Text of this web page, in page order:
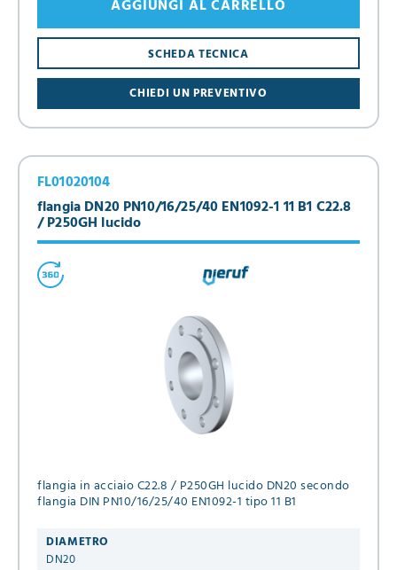
CHIEDI UN PREVENTIVO
SCHEDA TECNICA
AGGIUNGI AL CARRELLO
flangia DN20 PN10/16/25/40 EN1092-1 11 B1 C22.8
/ P250GH lucido
FL01020104
flangia in acciaio C22.8 / P250GH lucido DN20 secondo
flangia DIN PN10/16/25/40 EN1092-1 tipo 11 B1
DIAMETRO
DN20